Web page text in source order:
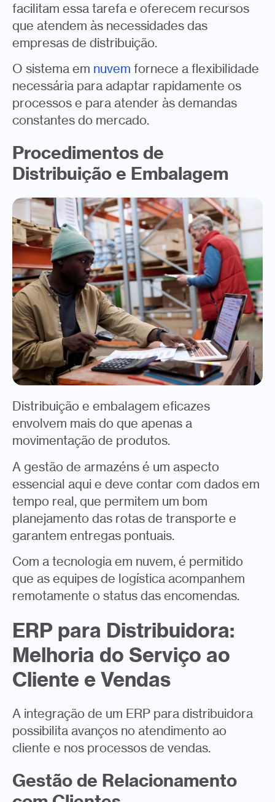
facilitam essa tarefa e oferecem recursos
que atendem às necessidades das
empresas de distribuição.
O sistema em nuvem fornece a flexibilidade
necessária para adaptar rapidamente os
processos e para atender às demandas
constantes do mercado.
Procedimentos de
Distribuição e Embalagem
Distribuição e embalagem eficazes
envolvem mais do que apenas a
movimentação de produtos.
A gestão de armazéns é um aspecto
essencial aqui e deve contar com dados em
tempo real, que permitem um bom
planejamento das rotas de transporte e
garantem entregas pontuais.
Com a tecnologia em nuvem, é permitido
que as equipes de logística acompanhem
remotamente o status das encomendas.
ERP para Distribuidora:
Melhoria do Serviço ao
Cliente e Vendas
A integração de um ERP para distribuidora
possibilita avanços no atendimento ao
cliente e nos processos de vendas.
Gestão de Relacionamento